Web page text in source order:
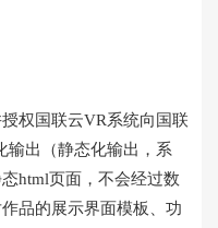
权国联云VR系统向国联
输出（静态化输出，系
html页面，不会经过数
品的展示界面模板、功